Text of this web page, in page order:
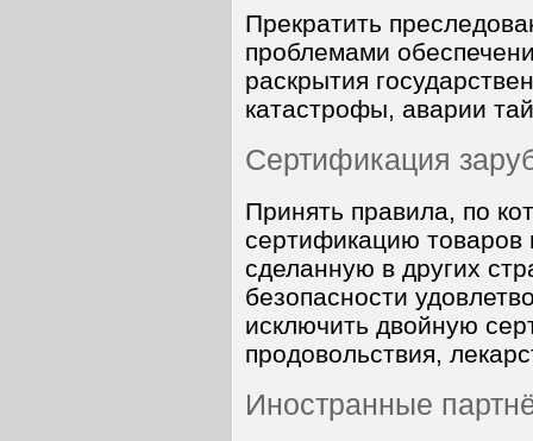
Прекратить
проблемами
раскрытия
катастрофы, аварии
Сертификация
Принять правила, по
сертификацию товаров
сделанную в других
безопасности
исключить двойную
продовольствия,
Иностранные